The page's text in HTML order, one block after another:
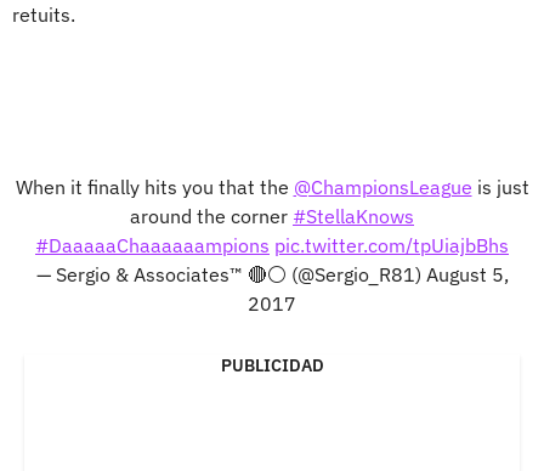
retuits.
When it finally hits you that the @ChampionsLeague is just
around the corner #StellaKnows
#DaaaaaChaaaaaampions pic.twitter.com/tpUiajbBhs
— Sergio & Associates™ 🔴⚪️ (@Sergio_R81) August 5,
2017
PUBLICIDAD